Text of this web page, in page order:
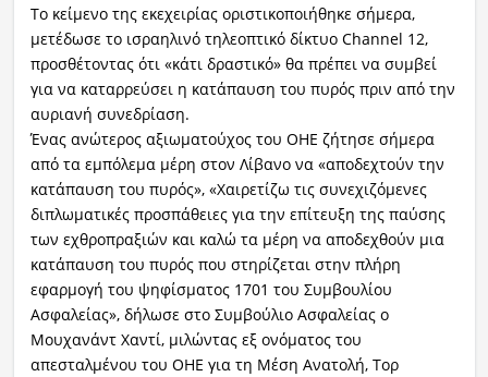
Το κείμενο της εκεχειρίας οριστικοποιήθηκε σήμερα,
μετέδωσε το ισραηλινό τηλεοπτικό δίκτυο Channel 12,
προσθέτοντας ότι «κάτι δραστικό» θα πρέπει να συμβεί
για να καταρρεύσει η κατάπαυση του πυρός πριν από την
αυριανή συνεδρίαση.
Ένας ανώτερος αξιωματούχος του ΟΗΕ ζήτησε σήμερα
από τα εμπόλεμα μέρη στον Λίβανο να «αποδεχτούν την
κατάπαυση του πυρός», «Χαιρετίζω τις συνεχιζόμενες
διπλωματικές προσπάθειες για την επίτευξη της παύσης
των εχθροπραξιών και καλώ τα μέρη να αποδεχθούν μια
κατάπαυση του πυρός που στηρίζεται στην πλήρη
εφαρμογή του ψηφίσματος 1701 του Συμβουλίου
Ασφαλείας», δήλωσε στο Συμβούλιο Ασφαλείας ο
Μουχανάντ Χαντί, μιλώντας εξ ονόματος του
απεσταλμένου του ΟΗΕ για τη Μέση Ανατολή, Τορ